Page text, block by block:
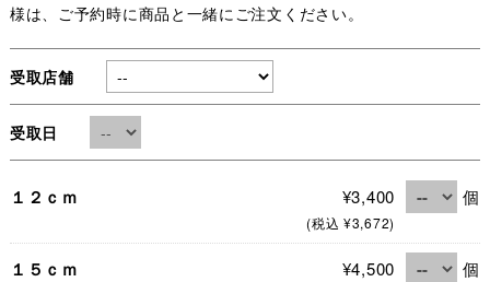
様は、ご予約時に商品と一緒にご注文ください。
受取店舗
受取日
１２ｃｍ ¥3,400
(税込 ¥3,672)
個
１５ｃｍ ¥4,500 個